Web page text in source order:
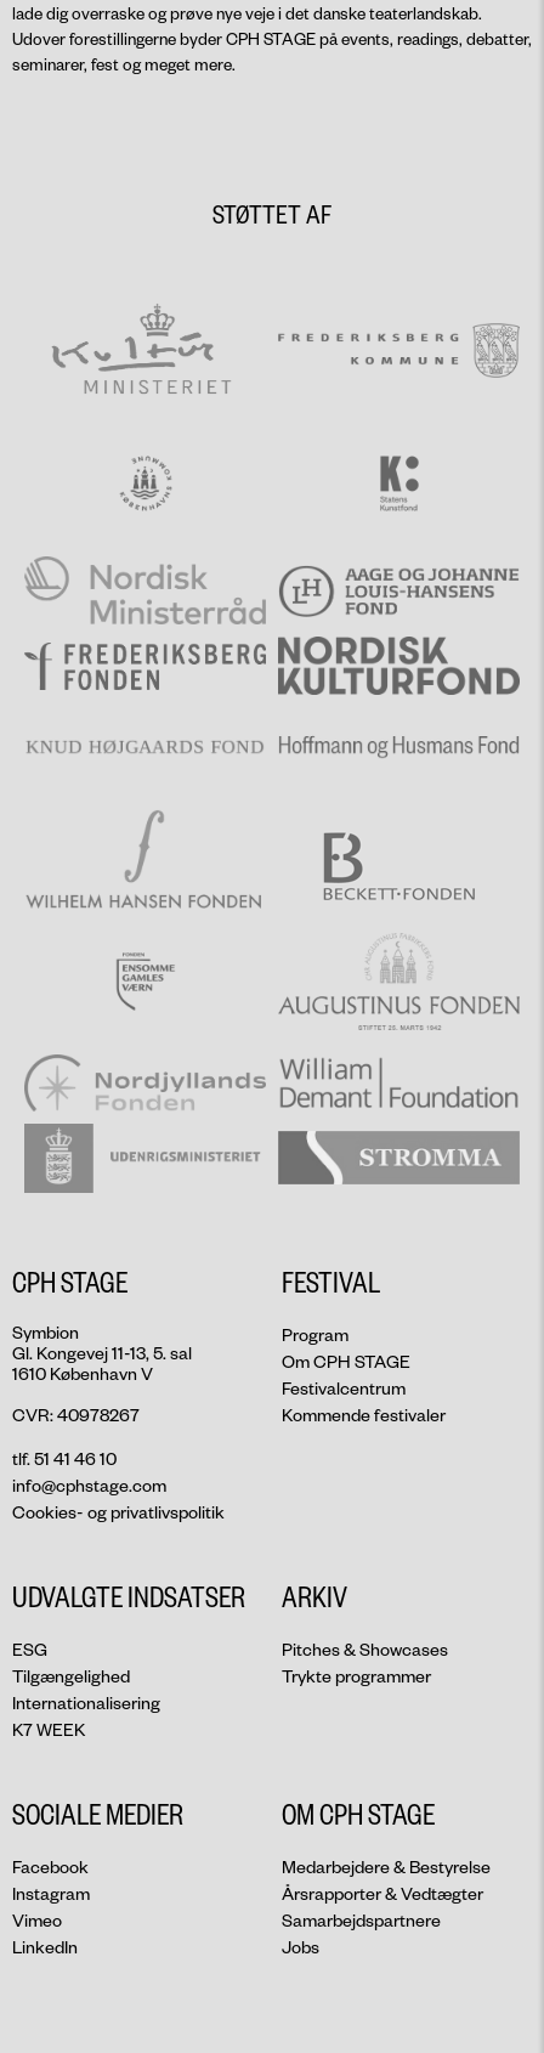
lade dig overraske og prøve nye veje i det danske teaterlandskab.
Udover forestillingerne byder CPH STAGE på events, readings, debatter,
seminarer, fest og meget mere.
STØTTET AF
CPH STAGE
Symbion
Gl. Kongevej 11-13, 5. sal
1610 København V
CVR: 40978267
tlf. 51 41 46 10
info@cphstage.com
Cookies- og privatlivspolitik
FESTIVAL
Program
Om CPH STAGE
Festivalcentrum
Kommende festivaler
UDVALGTE INDSATSER
ESG
Tilgængelighed
Internationalisering
K7 WEEK
ARKIV
Pitches & Showcases
Trykte programmer
SOCIALE MEDIER
Facebook
Instagram
Vimeo
LinkedIn
OM CPH STAGE
Medarbejdere & Bestyrelse
Årsrapporter & Vedtægter
Samarbejdspartnere
Jobs